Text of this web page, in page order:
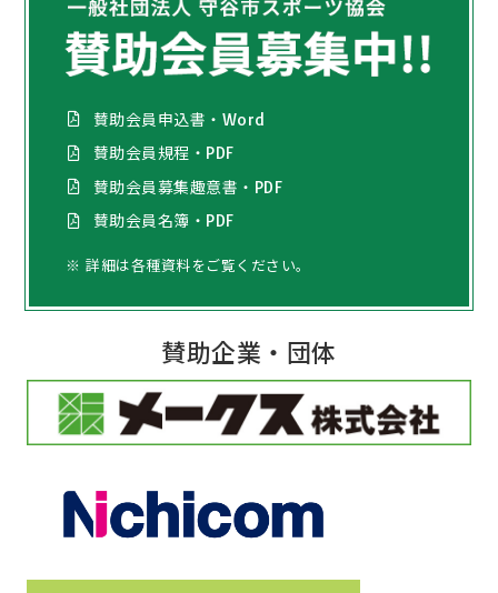
賛助会員申込書・Word
賛助会員規程・PDF
賛助会員募集趣意書・PDF
賛助会員名簿・PDF
※ 詳細は各種資料をご覧ください。
賛助企業・団体